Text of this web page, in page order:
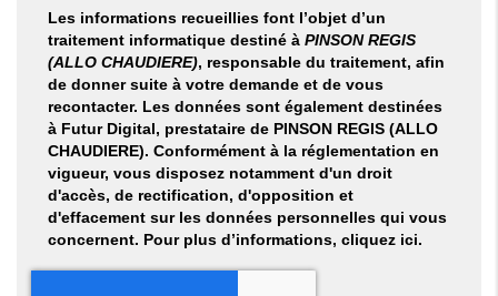
Les informations recueillies font l’objet d’un
traitement informatique destiné àPINSON REGIS
(ALLO CHAUDIERE), responsable du traitement, afin
de donner suite à votre demande et de vous
recontacter. Les données sont également destinées
à Futur Digital, prestataire de PINSON REGIS (ALLO
CHAUDIERE). Conformément à la réglementation en
vigueur, vous disposez notamment d'un droit
d'accès, de rectification, d'opposition et
d'effacement sur les données personnelles qui vous
concernent. Pour plus d’informations, cliquez ici.